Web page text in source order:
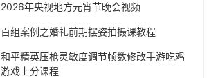
2026年央视地方元宵节晚会视频
百组案例之婚礼前期摆姿拍摄课教程
和平精英压枪灵敏度调节帧数修改手游吃鸡
游戏上分课程